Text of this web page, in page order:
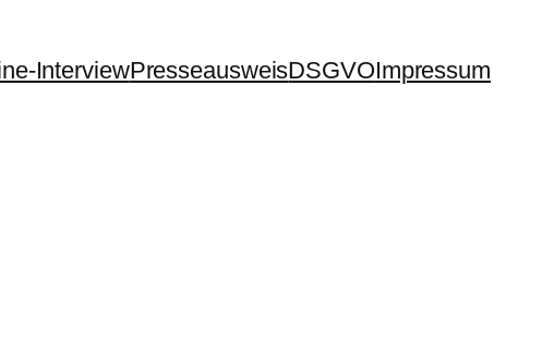
InterviewPresseausweisDSGVOImpressum